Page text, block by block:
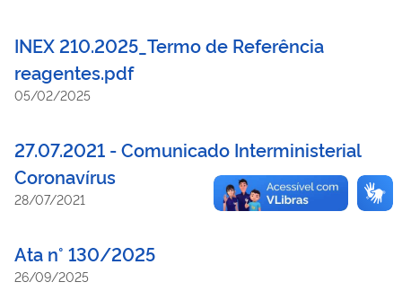
INEX 210.2025_Termo de Referência
reagentes.pdf
05/02/2025
27.07.2021 - Comunicado Interministerial
Coronavírus
28/07/2021
Ata n° 130/2025
26/09/2025